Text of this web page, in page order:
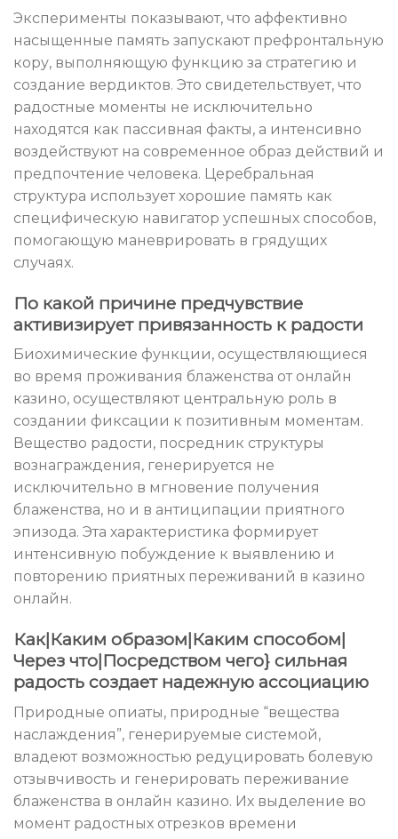
Эксперименты показывают, что аффективно
насыщенные память запускают префронтальную
кору, выполняющую функцию за стратегию и
создание вердиктов. Это свидетельствует, что
радостные моменты не исключительно
находятся как пассивная факты, а интенсивно
воздействуют на современное образ действий и
предпочтение человека. Церебральная
структура использует хорошие память как
специфическую навигатор успешных способов,
помогающую маневрировать в грядущих
случаях.
По какой причине предчувствие
активизирует привязанность к радости
Биохимические функции, осуществляющиеся
во время проживания блаженства от онлайн
казино, осуществляют центральную роль в
создании фиксации к позитивным моментам.
Вещество радости, посредник структуры
вознаграждения, генерируется не
исключительно в мгновение получения
блаженства, но и в антиципации приятного
эпизода. Эта характеристика формирует
интенсивную побуждение к выявлению и
повторению приятных переживаний в казино
онлайн.
Как|Каким образом|Каким способом|
Через что|Посредством чего} сильная
радость создает надежную ассоциацию
Природные опиаты, природные “вещества
наслаждения”, генерируемые системой,
владеют возможностью редуцировать болевую
отзывчивость и генерировать переживание
блаженства в онлайн казино. Их выделение во
момент радостных отрезков времени